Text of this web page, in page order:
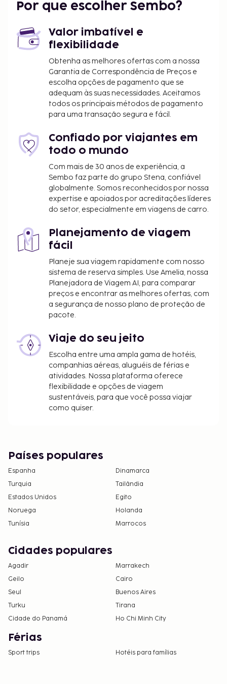
ao restaurante dDune Hotel. Peça o seu cocktail
almoços buffet diariamente entre as 8:00 e as 11:00
mediante uma sobretaxa. A Hotelstars Union é a
entidade responsável pela atribuição das
classificações por estrelas em Bélgica. Este
alojamento recebeu a classificação de 4 estrelas.
O alojamento irá solicitar-lhe o pagamento dos
seguintes custos. Podem incluir os impostos
Imposto municipal: 1.15 EUR por pessoa, por
noite
Incluímos todas as taxas que o alojamento nos
comunicou.
Tarifa de pequeno-almoço buffet: 25 EUR por
adulto e 12.50 EUR por criança (valores
aproximados)
A lista anterior pode não estar completa. As taxas e
os depósitos podem não incluir impostos e estão
sujeitos a alterações.
Por que escolher Sembo?
Valor imbatível e
flexibilidade
Obtenha as melhores ofertas com a nossa
Garantia de Correspondência de Preços e
escolha opções de pagamento que se
adequam às suas necessidades. Aceitamos
todos os principais métodos de pagamento
para uma transação segura e fácil.
Confiado por viajantes em
todo o mundo
Com mais de 30 anos de experiência, a
Sembo faz parte do grupo Stena, confiável
globalmente. Somos reconhecidos por nossa
expertise e apoiados por acreditações líderes
do setor, especialmente em viagens de carro.
Planejamento de viagem
fácil
Planeje sua viagem rapidamente com nosso
sistema de reserva simples. Use Amelia, nossa
Planejadora de Viagem AI, para comparar
preços e encontrar as melhores ofertas, com
a segurança de nosso plano de proteção de
pacote.
Viaje do seu jeito
Escolha entre uma ampla gama de hotéis,
companhias aéreas, aluguéis de férias e
atividades. Nossa plataforma oferece
flexibilidade e opções de viagem
sustentáveis, para que você possa viajar
como quiser.
Países populares
Espanha
Dinamarca
Turquia
Tailândia
Estados Unidos
Egito
Noruega
Holanda
Tunísia
Marrocos
Cidades populares
Agadir
Marrakech
Geilo
Cairo
Seul
Buenos Aires
Turku
Tirana
Cidade do Panamá
Ho Chi Minh City
Férias
Sport trips Hotéis para famílias